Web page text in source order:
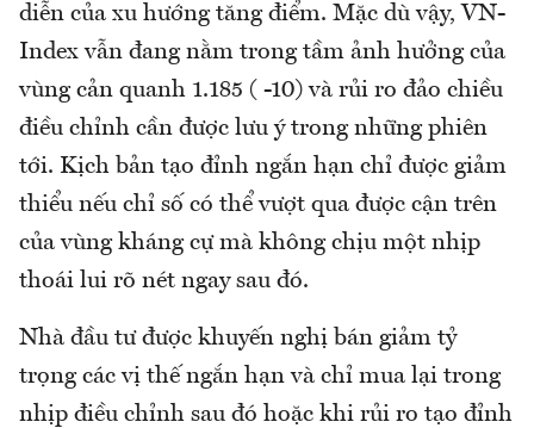
diễn của xu hướng tăng điểm. Mặc dù vậy, VN-
Index vẫn đang nằm trong tầm ảnh hưởng của
vùng cản quanh 1.185 ( -10) và rủi ro đảo chiều
điều chỉnh cần được lưu ý trong những phiên
tới. Kịch bản tạo đỉnh ngắn hạn chỉ được giảm
thiểu nếu chỉ số có thể vượt qua được cận trên
của vùng kháng cự mà không chịu một nhịp
thoái lui rõ nét ngay sau đó.
Nhà đầu tư được khuyến nghị bán giảm tỷ
trọng các vị thế ngắn hạn và chỉ mua lại trong
nhịp điều chỉnh sau đó hoặc khi rủi ro tạo đỉnh